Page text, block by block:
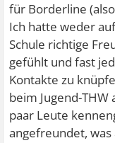
für Borderline
Ich hatte weder
Schule richtige
gefühlt und fast
Kontakte zu
beim Jugend-
paar Leute
angefreundet,